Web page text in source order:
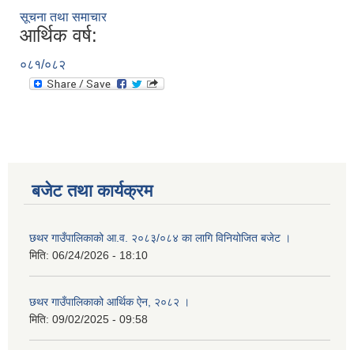
सूचना तथा समाचार
आर्थिक वर्ष:
०८१/०८२
बजेट तथा कार्यक्रम
छथर गाउँपालिकाको आ.व. २०८३/०८४ का लागि विनियोजित बजेट ।
मिति: 06/24/2026 - 18:10
छथर गाउँपालिकाको आर्थिक ऐन, २०८२ ।
मिति: 09/02/2025 - 09:58